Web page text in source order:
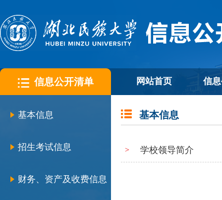
信息公开清单 网站首页 信
基本信息
招生考试信息
财务、资产及收费信息
基本信息
> 学校领导简介